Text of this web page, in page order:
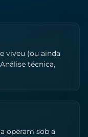
viveu (ou ainda
técnica,
operam sob a